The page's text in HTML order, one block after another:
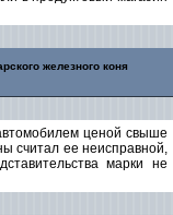
железного коня
ценой свыше
считал ее неисправной,
марки не